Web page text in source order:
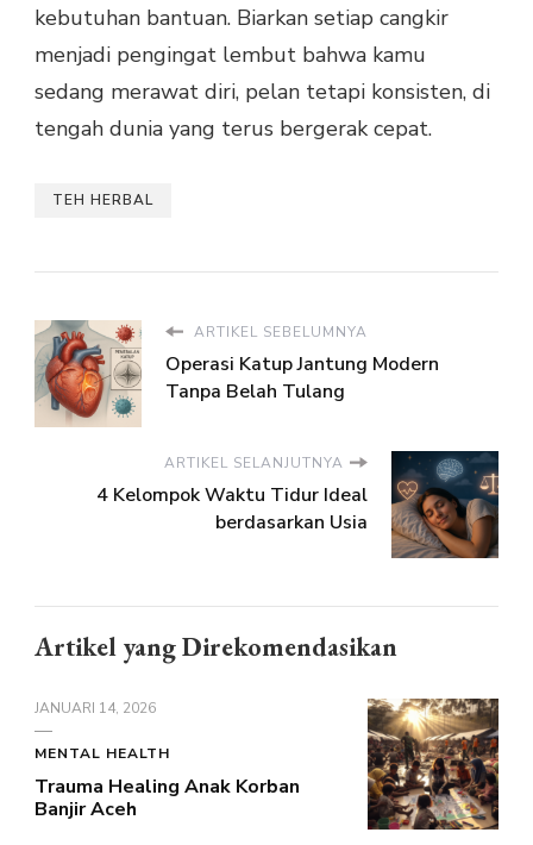
kebutuhan bantuan. Biarkan setiap cangkir
menjadi pengingat lembut bahwa kamu
sedang merawat diri, pelan tetapi konsisten, di
tengah dunia yang terus bergerak cepat.
TEH HERBAL
ARTIKEL SEBELUMNYA
Operasi Katup Jantung Modern
Tanpa Belah Tulang
ARTIKEL SELANJUTNYA
4 Kelompok Waktu Tidur Ideal
berdasarkan Usia
Artikel yang Direkomendasikan
JANUARI 14, 2026
MENTAL HEALTH
Trauma Healing Anak Korban
Banjir Aceh